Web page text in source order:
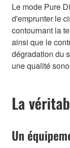
Le mode Pure
d'emprunter le
contournant la
ainsi que le
dégradation du
une qualité
La
Un